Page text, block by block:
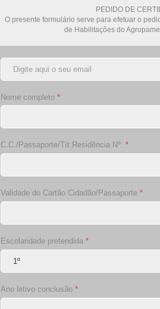
PEDIDO DE
O presente formulário serve para efetuar o
de Habilitações do
Nome completo *
C.C./Passaporte/Tít.Residência Nº: *
Validade do Cartão Cidadão/Passaporte *
Escolaridade pretendida *
Ano letivo conclusão *